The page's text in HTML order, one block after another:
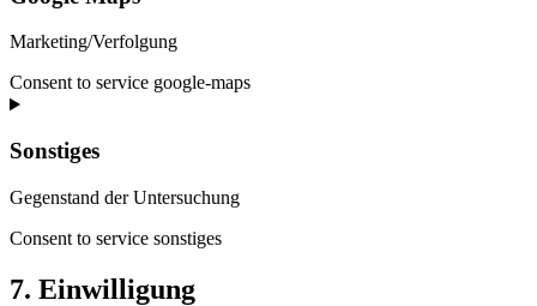
Marketing/Verfolgung
Consent to service google-maps
Sonstiges
Gegenstand der Untersuchung
Consent to service sonstiges
7. Einwilligung